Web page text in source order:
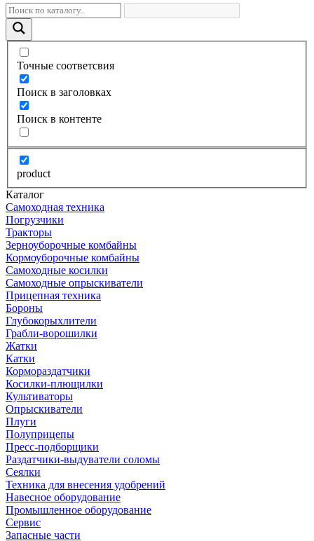
Точные соответсвия
Поиск в заголовках
Поиск в контенте
product
Каталог
Самоходная техника
Погрузчики
Тракторы
Зерноуборочные комбайны
Кормоуборочные комбайны
Самоходные косилки
Самоходные опрыскиватели
Прицепная техника
Бороны
Глубокорыхлители
Грабли-ворошилки
Жатки
Катки
Кормораздатчики
Косилки-плющилки
Культиваторы
Опрыскиватели
Плуги
Полуприцепы
Пресс-подборщики
Раздатчики-выдуватели соломы
Сеялки
Техника для внесения удобрений
Навесное оборудование
Промышленное оборудование
Сервис
Запасные части